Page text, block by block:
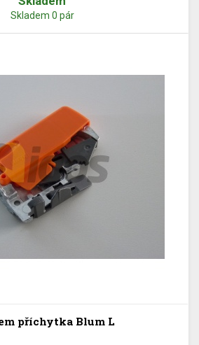
Skladem 0 pár
příchytka Blum L